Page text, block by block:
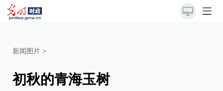
新闻图片 >
初秋的青海玉树